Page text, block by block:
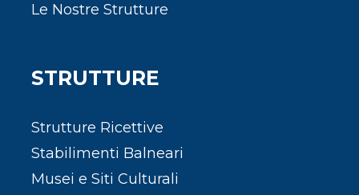
Le Nostre Strutture
STRUTTURE
Strutture Ricettive
Stabilimenti Balneari
Musei e Siti Culturali